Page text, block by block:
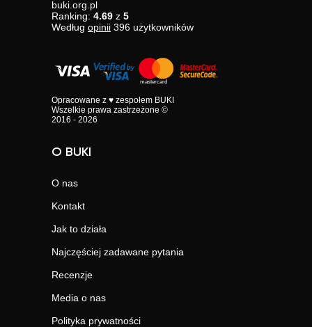
buki.org.pl
Ranking: 4.69 z 5
Według opinii 396 użytkowników
Opracowane z ♥ zespołem BUKI
Wszelkie prawa zastrzeżone ©
2016 - 2026
O BUKI
O nas
Kontakt
Jak to działa
Najczęściej zadawane pytania
Recenzje
Media o nas
Polityka prywatności